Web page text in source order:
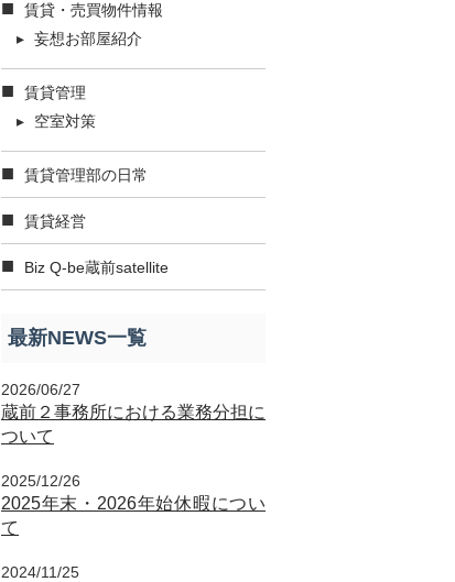
賃貸・売買物件情報
妄想お部屋紹介
賃貸管理
空室対策
賃貸管理部の日常
賃貸経営
Biz Q-be蔵前satellite
最新NEWS一覧
2026/06/27
蔵前２事務所における業務分担に
ついて
2025/12/26
2025年末・2026年始休暇につい
て
2024/11/25